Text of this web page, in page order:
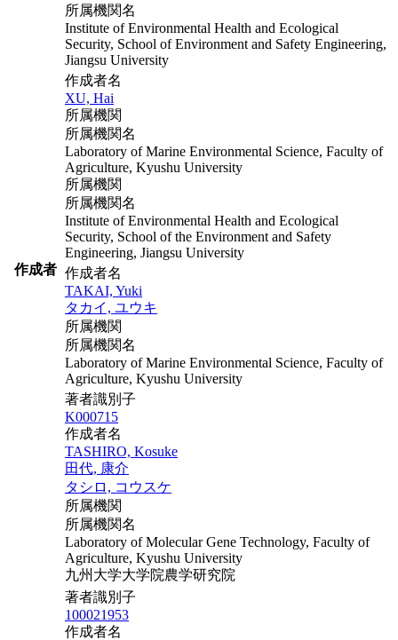
作成者
所属機関名
Institute of Environmental Health and Ecological
Security, School of Environment and Safety Engineering,
Jiangsu University
作成者名
XU, Hai
所属機関
所属機関名
Laboratory of Marine Environmental Science, Faculty of
Agriculture, Kyushu University
所属機関
所属機関名
Institute of Environmental Health and Ecological
Security, School of the Environment and Safety
Engineering, Jiangsu University
作成者名
TAKAI, Yuki
タカイ, ユウキ
所属機関
所属機関名
Laboratory of Marine Environmental Science, Faculty of
Agriculture, Kyushu University
著者識別子
K000715
作成者名
TASHIRO, Kosuke
田代, 康介
タシロ, コウスケ
所属機関
所属機関名
Laboratory of Molecular Gene Technology, Faculty of
Agriculture, Kyushu University
九州大学大学院農学研究院
著者識別子
100021953
作成者名